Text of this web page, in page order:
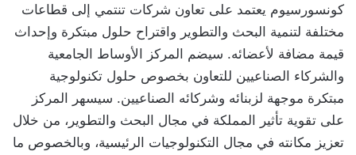
كونسورسيوم يعتمد على تعاون شركات تنتمي إلى قطاعات
مختلفة لتنمية البحث والتطوير واقتراح حلول مبتكرة وإحداث
قيمة مضافة لأعضائه. سيضم المركز الأوساط الجامعية
والشركاء الصناعيين للتعاون بخصوص حلول تكنولوجية
مبتكرة موجهة لزبنائه وشركائه الصناعيين. سيسهر المركز
على تقوية تأثير المملكة في مجال البحث والتطوير، من خلال
تعزيز مكانته في مجال التكنولوجيات الرئيسية، وبالخصوص ما